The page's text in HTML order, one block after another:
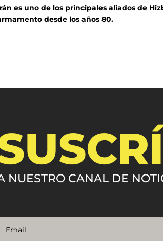
es uno de los principales aliados de
desde los años 80.
NUESTRO CANAL DE